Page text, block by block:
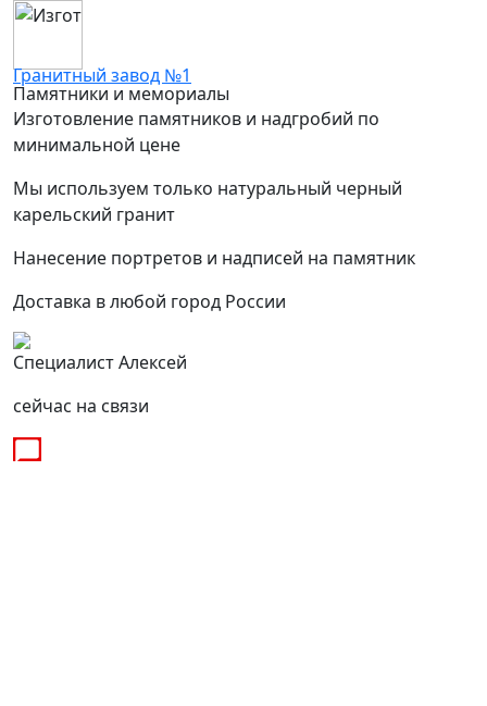
Гранитный завод №1
Памятники и мемориалы
Изготовление памятников и надгробий по
минимальной цене
Мы используем только натуральный черный
карельский гранит
Нанесение портретов и надписей на памятник
Доставка в любой город России
Специалист Алексей
сейчас на связи